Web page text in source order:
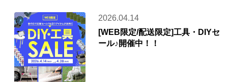
2026.04.14
[WEB限定/配送限定]工具・DIYセ
ール♪開催中！！